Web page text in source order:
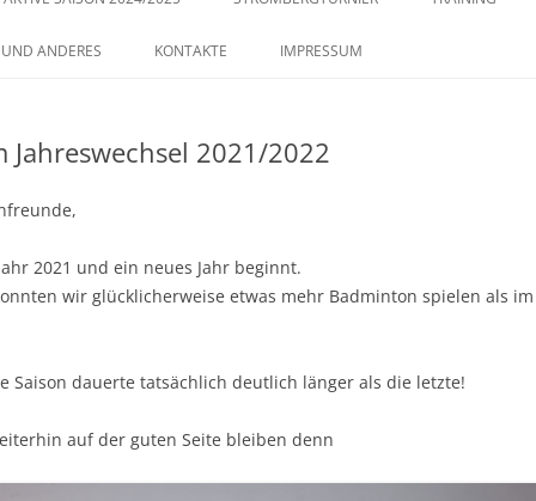
AKTIVE SAISON 2022/23
SAISON 2023 – MANNSCHAFTEN –
29. STROMBERGTURNIER 2026
27. STROMBERGTURNIER 2024
ANDERES KONTAKTE IMPRESSUM
Jahreswechsel 2021/2022
2021 und ein neues Jahr beginnt.
wir glücklicherweise etwas mehr Badminton spielen als im
Saison dauerte tatsächlich deutlich länger als die letzte!
auf der guten Seite bleiben denn